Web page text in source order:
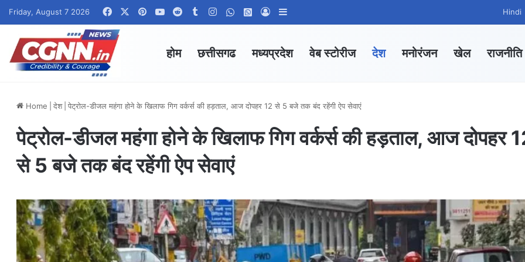
Friday, August 7 2026 FacebookPinterestYouTubeRedditTumblrInstagramWhatsApp Channel
WhatsApp Group
Log In Hindi
होम छत्तीसगढ मध्यप्रदेश वेब स्टोरीज देश मनोरंजन खेल राजनीति
Home देश पेट्रोल-डीजल महंगा होने के खिलाफ गिग वर्कर्स की हड़ताल, आज दोपहर 12 से 5 बजे तक बंद रहेंगी ऐप सेवाएं
पेट्रोल-डीजल महंगा होने के खिलाफ गिग वर्कर्स की हड़ताल, आज दोपहर
से 5 बजे तक बंद रहेंगी ऐप सेवाएं